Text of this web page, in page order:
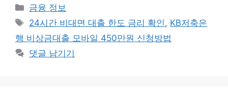
카
테
리
금융 정보
태
그
24시간 비대면 대출 한도 금리 확인, KB저축은
행 비상금대출 모바일 450만원 신청방법
댓글 남기기